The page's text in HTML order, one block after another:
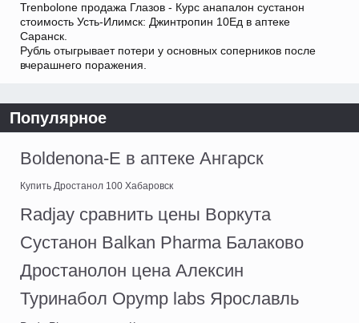
Trenbolone продажа Глазов - Курс анапалон сустанон
стоимость Усть-Илимск: Джинтропин 10Ед в аптеке
Саранск.
Рубль отыгрывает потери у основных соперников после
вчерашнего поражения.
Популярное
Boldenona-E в аптеке Ангарск
Купить Дростанол 100 Хабаровск
Radjay сравнить цены Воркута
Сустанон Balkan Pharma Балаково
Дростанолон цена Алексин
Туринабол Opymp labs Ярославль